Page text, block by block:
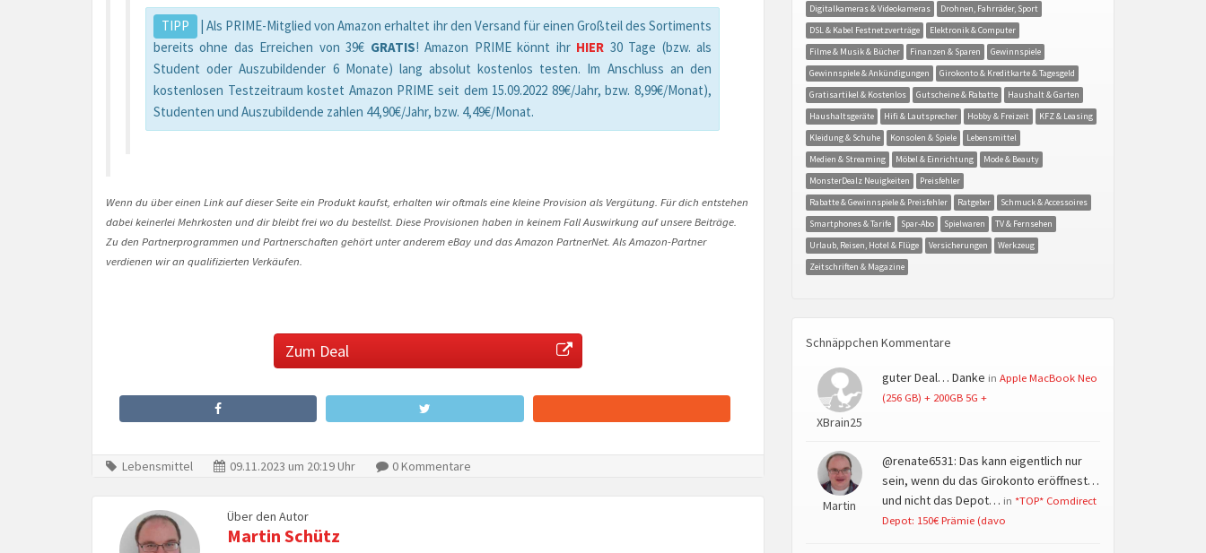
TIPP
| Als PRIME-Mitglied von Amazon erhaltet ihr den Versand für einen Großteil des Sortiments
bereits ohne das Erreichen von 39€ GRATIS! Amazon PRIME könnt ihr HIER 30 Tage (bzw. als
Student oder Auszubildender 6 Monate) lang absolut kostenlos testen. Im Anschluss an den
kostenlosen Testzeitraum kostet Amazon PRIME seit dem 15.09.2022 89€/Jahr, bzw. 8,99€/Monat),
Studenten und Auszubildende zahlen 44,90€/Jahr, bzw. 4,49€/Monat.
Wenn du über einen Link auf dieser Seite ein Produkt kaufst, erhalten wir oftmals eine kleine Provision als Vergütung. Für dich entstehen
dabei keinerlei Mehrkosten und dir bleibt frei wo du bestellst. Diese Provisionen haben in keinem Fall Auswirkung auf unsere Beiträge.
Zu den Partnerprogrammen und Partnerschaften gehört unter anderem eBay und das Amazon PartnerNet. Als Amazon-Partner
verdienen wir an qualifizierten Verkäufen.
Zum Deal
Lebensmittel 09.11.2023 um 20:19 Uhr 0 Kommentare
Über den Autor
Martin Schütz
Digitalkameras & Videokameras
Drohnen, Fahrräder, Sport
DSL & Kabel Festnetzverträge
Elektronik & Computer
Filme & Musik & Bücher
Finanzen & Sparen
Gewinnspiele
Gewinnspiele & Ankündigungen
Girokonto & Kreditkarte & Tagesgeld
Gratisartikel & Kostenlos
Gutscheine & Rabatte
Haushalt & Garten
Haushaltsgeräte
Hifi & Lautsprecher Hobby & Freizeit
KFZ & Leasing
Kleidung & Schuhe
Konsolen & Spiele
Lebensmittel
Medien & Streaming
Möbel & Einrichtung
Mode & Beauty
MonsterDealz Neuigkeiten
Preisfehler
Rabatte & Gewinnspiele & Preisfehler
Ratgeber
Schmuck & Accessoires
Smartphones & Tarife
Spar-Abo Spielwaren
TV & Fernsehen
Urlaub, Reisen, Hotel & Flüge
Versicherungen
Werkzeug
Zeitschriften & Magazine
Schnäppchen Kommentare
XBrain25
guter Deal… Danke in Apple MacBook Neo
(256 GB) + 200GB 5G +
Martin
@renate6531: Das kann eigentlich nur
sein, wenn du das Girokonto eröffnest…
und nicht das Depot… in *TOP* Comdirect
Depot: 150€ Prämie (davo